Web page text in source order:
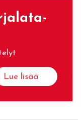
Lue lisää